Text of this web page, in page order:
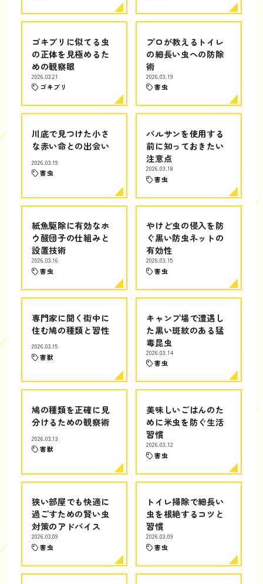
ゴキブリに似てる虫
の正体を見極めるた
めの観察眼
2026.03.21
ゴキブリ
プロが教えるトイレ
の細長い虫への防除
術
2026.03.19
害虫
川底で見つけた小さ
な赤い命との出会い
2026.03.19
害虫
バルサンを使用する
前に知っておきたい
注意点
2026.03.18
害虫
紙魚駆除に有効なホ
ウ酸団子の仕組みと
設置技術
2026.03.16
害虫
やけど虫の侵入を防
ぐ黒い防虫ネットの
有効性
2026.03.15
害虫
専門家に聞く街中に
住む鳩の種類と習性
2026.03.15
害獣
キャンプ場で遭遇し
た黒い斑紋のある猛
毒昆虫
2026.03.14
害虫
鳩の種類を正確に見
分けるための観察術
2026.03.13
害獣
美味しいごはんのた
めに米虫を防ぐ生活
習慣
2026.03.12
害虫
狭い部屋でも快適に
過ごすための賢い虫
対策のアドバイス
2026.03.09
害虫
トイレ掃除で細長い
虫を根絶するコツと
習慣
2026.03.09
害虫